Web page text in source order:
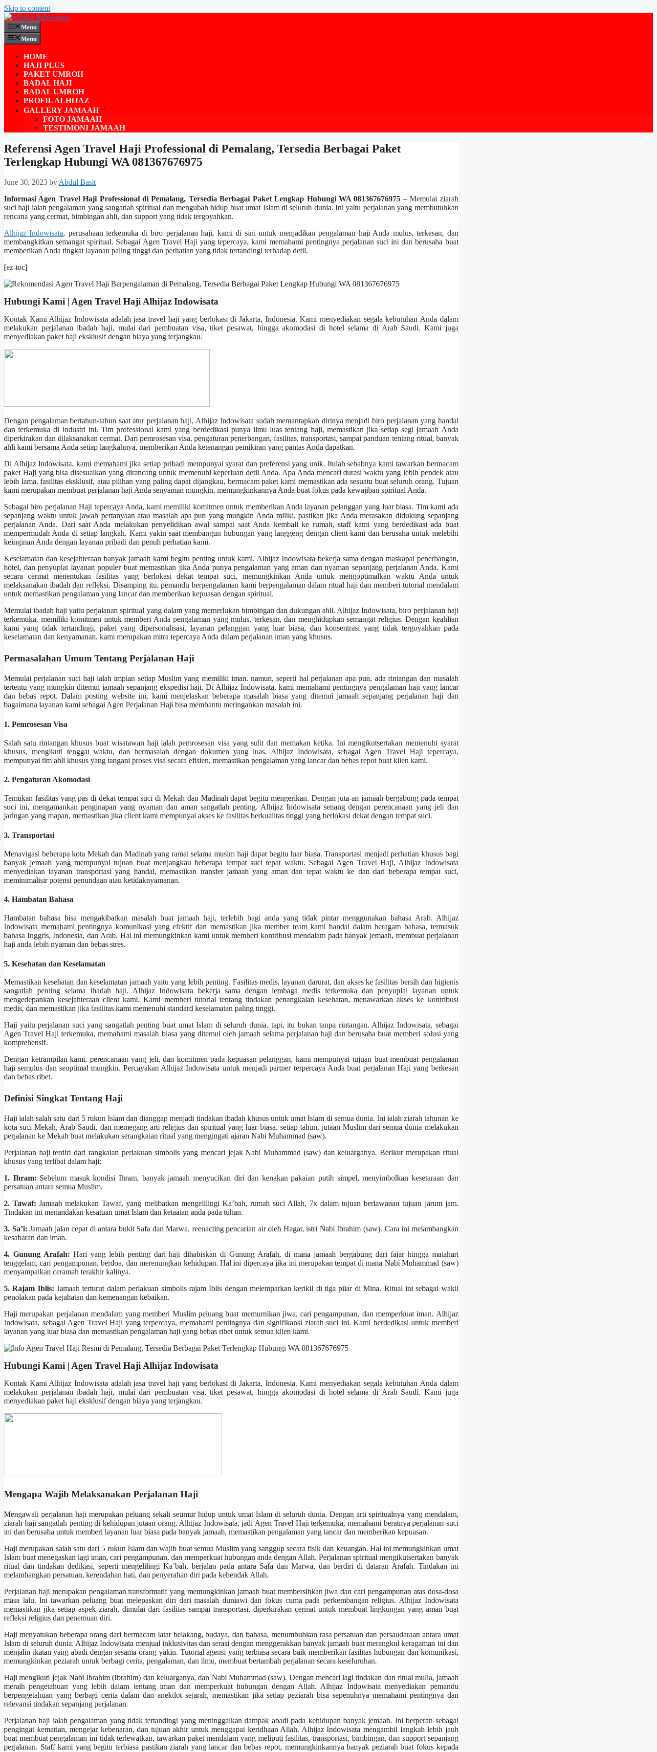
Skip to content
Menu
Menu
HOME
HAJI PLUS
PAKET UMROH
BADAL HAJI
BADAL UMROH
PROFIL ALHIJAZ
GALLERY JAMAAH
FOTO JAMAAH
TESTIMONI JAMAAH
Referensi Agen Travel Haji Professional di Pemalang, Tersedia Berbagai Paket
Terlengkap Hubungi WA 081367676975
June 30, 2023 byAbdul Basit
Informasi Agen Travel Haji Professional di Pemalang, Tersedia Berbagai Paket Lengkap Hubungi WA 081367676975 – Memulai ziarah
suci haji ialah pengalaman yang sangatlah spiritual dan mengubah hidup buat umat Islam di seluruh dunia. Ini yaitu perjalanan yang membutuhkan
rencana yang cermat, bimbingan ahli, dan support yang tidak tergoyahkan.
Alhijaz Indowisata, perusahaan terkemuka di biro perjalanan haji, kami di sini untuk menjadikan pengalaman haji Anda mulus, terkesan, dan
membangkitkan semangat spiritual. Sebagai Agen Travel Haji yang tepercaya, kami memahami pentingnya perjalanan suci ini dan berusaha buat
memberikan Anda tingkat layanan paling tinggi dan perhatian yang tidak tertandingi terhadap detil.
[ez-toc]
Hubungi Kami | Agen Travel Haji Alhijaz Indowisata
Kontak Kami Alhijaz Indowisata adalah jasa travel haji yang berlokasi di Jakarta, Indonesia. Kami menyediakan segala kebutuhan Anda dalam
melakukan perjalanan ibadah haji, mulai dari pembuatan visa, tiket pesawat, hingga akomodasi di hotel selama di Arab Saudi. Kami juga
menyediakan paket haji eksklusif dengan biaya yang terjangkau.
Dengan pengalaman bertahun-tahun saat atur perjalanan haji, Alhijaz Indowisata sudah memantapkan dirinya menjadi biro perjalanan yang handal
dan terkemuka di industri ini. Tim professional kami yang berdedikasi punya ilmu luas tentang haji, memastikan jika setiap segi jamaah Anda
diperkirakan dan dilaksanakan cermat. Dari pemrosesan visa, pengaturan penerbangan, fasilitas, transportasi, sampai panduan tentang ritual, banyak
ahli kami bersama Anda setiap langkahnya, memberikan Anda ketenangan pemikiran yang pantas Anda dapatkan.
Di Alhijaz Indowisata, kami memahami jika setiap pribadi mempunyai syarat dan preferensi yang unik. Itulah sebabnya kami tawarkan bermacam
paket Haji yang bisa disesuaikan yang dirancang untuk memenuhi keperluan detil Anda. Apa Anda mencari durasi waktu yang lebih pendek atau
lebih lama, fasilitas eksklusif, atau pilihan yang paling dapat dijangkau, bermacam paket kami memastikan ada sesuatu buat seluruh orang. Tujuan
kami merupakan membuat perjalanan haji Anda senyaman mungkin, memungkinkannya Anda buat fokus pada kewajiban spiritual Anda.
Sebagai biro perjalanan Haji tepercaya Anda, kami memiliki komitmen untuk memberikan Anda layanan pelanggan yang luar biasa. Tim kami ada
sepanjang waktu untuk jawab pertanyaan atau masalah apa pun yang mungkin Anda miliki, pastikan jika Anda merasakan didukung sepanjang
perjalanan Anda. Dari saat Anda melakukan penyelidikan awal sampai saat Anda kembali ke rumah, staff kami yang berdedikasi ada buat
mempermudah Anda di setiap langkah. Kami yakin saat membangun hubungan yang langgeng dengan client kami dan berusaha untuk melebihi
keinginan Anda dengan layanan pribadi dan penuh perhatian kami.
Keselamatan dan kesejahteraan banyak jamaah kami begitu penting untuk kami. Alhijaz Indowisata bekerja sama dengan maskapai penerbangan,
hotel, dan penyuplai layanan populer buat memastikan jika Anda punya pengalaman yang aman dan nyaman sepanjang perjalanan Anda. Kami
secara cermat menentukan fasilitas yang berlokasi dekat tempat suci, memungkinkan Anda untuk mengoptimalkan waktu Anda untuk
melaksanakan ibadah dan refleksi. Disamping itu, pemandu berpengalaman kami berpengalaman dalam ritual haji dan memberi tutorial mendalam
untuk memastikan pengalaman yang lancar dan memberikan kepuasan dengan spiritual.
Memulai ibadah haji yaitu perjalanan spiritual yang dalam yang memerlukan bimbingan dan dukungan ahli. Alhijaz Indowisata, biro perjalanan haji
terkemuka, memiliki komitmen untuk memberi Anda pengalaman yang mulus, terkesan, dan menghidupkan semangat religius. Dengan keahlian
kami yang tidak tertandingi, paket yang dipersonalisasi, layanan pelanggan yang luar biasa, dan konsentrasi yang tidak tergoyahkan pada
keselamatan dan kenyamanan, kami merupakan mitra tepercaya Anda dalam perjalanan iman yang khusus.
Permasalahan Umum Tentang Perjalanan Haji
Memulai perjalanan suci haji ialah impian setiap Muslim yang memiliki iman. namun, seperti hal perjalanan apa pun, ada rintangan dan masalah
tertentu yang mungkin ditemui jamaah sepanjang ekspedisi haji. Di Alhijaz Indowisata, kami memahami pentingnya pengalaman haji yang lancar
dan bebas repot. Dalam posting website ini, kami menjelaskan beberapa masalah biasa yang ditemui jamaah sepanjang perjalanan haji dan
bagaimana layanan kami sebagai Agen Perjalanan Haji bisa membantu meringankan masalah ini.
1. Pemrosesan Visa
Salah satu rintangan khusus buat wisatawan haji ialah pemrosesan visa yang sulit dan memakan ketika. Ini mengikutsertakan memenuhi syarat
khusus, mengikuti tenggat waktu, dan bermasalah dengan dokumen yang luas. Alhijaz Indowisata, sebagai Agen Travel Haji tepercaya,
mempunyai tim ahli khusus yang tangani proses visa secara efisien, memastikan pengalaman yang lancar dan bebas repot buat klien kami.
2. Pengaturan Akomodasi
Temukan fasilitas yang pas di dekat tempat suci di Mekah dan Madinah dapat begitu mengerikan. Dengan juta-an jamaah bergabung pada tempat
suci ini, mengamankan penginapan yang nyaman dan aman sangatlah penting. Alhijaz Indowisata senang dengan perencanaan yang jeli dan
jaringan yang mapan, memastikan jika client kami mempunyai akses ke fasilitas berkualitas tinggi yang berlokasi dekat dengan tempat suci.
3. Transportasi
Menavigasi beberapa kota Mekah dan Madinah yang ramai selama musim haji dapat begitu luar biasa. Transportasi menjadi perhatian khusus bagi
banyak jemaah yang mempunyai tujuan buat menjangkau beberapa tempat suci tepat waktu. Sebagai Agen Travel Haji, Alhijaz Indowisata
menyediakan layanan transportasi yang handal, memastikan transfer jamaah yang aman dan tepat waktu ke dan dari beberapa tempat suci,
meminimalisir potensi penundaan atau ketidaknyamanan.
4. Hambatan Bahasa
Hambatan bahasa bisa mengakibatkan masalah buat jamaah haji, terlebih bagi anda yang tidak pintar menggunakan bahasa Arab. Alhijaz
Indowisata memahami pentingnya komunikasi yang efektif dan memastikan jika member team kami handal dalam beragam bahasa, termasuk
bahasa Inggris, Indonesia, dan Arab. Hal ini memungkinkan kami untuk memberi kontribusi mendalam pada banyak jemaah, membuat perjalanan
haji anda lebih nyaman dan bebas stres.
5. Kesehatan dan Keselamatan
Memastikan kesehatan dan keselamatan jamaah yaitu yang lebih penting. Fasilitas medis, layanan darurat, dan akses ke fasilitas bersih dan higienis
sangatlah penting selama ibadah haji. Alhijaz Indowisata bekerja sama dengan lembaga medis terkemuka dan penyuplai layanan untuk
mengedepankan kesejahteraan client kami. Kami memberi tutorial tentang tindakan penangkalan kesehatan, menawarkan akses ke kontribusi
medis, dan memastikan jika fasilitas kami memenuhi standard keselamatan paling tinggi.
Haji yaitu perjalanan suci yang sangatlah penting buat umat Islam di seluruh dunia. tapi, itu bukan tanpa rintangan. Alhijaz Indowisata, sebagai
Agen Travel Haji terkemuka, memahami masalah biasa yang ditemui oleh jamaah selama perjalanan haji dan berusaha buat memberi solusi yang
komprehensif.
Dengan ketrampilan kami, perencanaan yang jeli, dan komitmen pada kepuasan pelanggan, kami mempunyai tujuan buat membuat pengalaman
haji semulus dan seoptimal mungkin. Percayakan Alhijaz Indowisata untuk menjadi partner terpercaya Anda buat perjalanan Haji yang berkesan
dan bebas ribet.
Definisi Singkat Tentang Haji
Haji ialah salah satu dari 5 rukun Islam dan dianggap menjadi tindakan ibadah khusus untuk umat Islam di semua dunia. Ini ialah ziarah tahunan ke
kota suci Mekah, Arab Saudi, dan memegang arti religius dan spiritual yang luar biasa. setiap tahun, jutaan Muslim dari semua dunia melakukan
perjalanan ke Mekah buat melakukan serangkaian ritual yang mengingati ajaran Nabi Muhammad (saw).
Perjalanan haji terdiri dari rangkaian perlakuan simbolis yang mencari jejak Nabi Muhammad (saw) dan keluarganya. Berikut merupakan ritual
khusus yang terlibat dalam haji:
1. Ihram: Sebelum masuk kondisi Ihram, banyak jamaah menyucikan diri dan kenakan pakaian putih simpel, menyimbolkan kesetaraan dan
persatuan antara semua Muslim.
2. Tawaf: Jamaah melakukan Tawaf, yang melibatkan mengelilingi Ka’bah, rumah suci Allah, 7x dalam tujuan berlawanan tujuan jarum jam.
Tindakan ini menandakan kesatuan umat Islam dan ketaatan anda pada tuhan.
3. Sa’i: Jamaah jalan cepat di antara bukit Safa dan Marwa, reenacting pencarian air oleh Hagar, istri Nabi Ibrahim (saw). Cara ini melambangkan
kesabaran dan iman.
4. Gunung Arafah: Hari yang lebih penting dari haji dihabiskan di Gunung Arafah, di mana jamaah bergabung dari fajar hingga matahari
tenggelam, cari pengampunan, berdoa, dan merenungkan kehidupan. Hal ini dipercaya jika ini merupakan tempat di mana Nabi Muhammad (saw)
menyampaikan ceramah terakhir kalinya.
5. Rajam Iblis: Jamaah terturut dalam perlakuan simbolis rajam Iblis dengan melemparkan kerikil di tiga pilar di Mina. Ritual ini sebagai wakil
penolakan pada kejahatan dan kemenangan kebaikan.
Haji merupakan perjalanan mendalam yang memberi Muslim peluang buat memurnikan jiwa, cari pengampunan, dan memperkuat iman. Alhijaz
Indowisata, sebagai Agen Travel Haji yang terpercaya, memahami pentingnya dan signifikansi ziarah suci ini. Kami berdedikasi untuk memberi
layanan yang luar biasa dan memastikan pengalaman haji yang bebas ribet untuk semua klien kami.
Hubungi Kami | Agen Travel Haji Alhijaz Indowisata
Kontak Kami Alhijaz Indowisata adalah jasa travel haji yang berlokasi di Jakarta, Indonesia. Kami menyediakan segala kebutuhan Anda dalam
melakukan perjalanan ibadah haji, mulai dari pembuatan visa, tiket pesawat, hingga akomodasi di hotel selama di Arab Saudi. Kami juga
menyediakan paket haji eksklusif dengan biaya yang terjangkau.
Mengapa Wajib Melaksanakan Perjalanan Haji
Mengawali perjalanan haji merupakan peluang sekali seumur hidup untuk umat Islam di seluruh dunia. Dengan arti spiritualnya yang mendalam,
ziarah haji sangatlah penting di kehidupan jutaan orang. Alhijaz Indowisata, jadi Agen Travel Haji terkemuka, memahami beratnya perjalanan suci
ini dan berusaha untuk memberi layanan luar biasa pada banyak jamaah, memastikan pengalaman yang lancar dan memberikan kepuasan.
Haji merupakan salah satu dari 5 rukun Islam dan wajib buat semua Muslim yang sanggup secara fisik dan keuangan. Hal ini memungkinkan umat
Islam buat menegaskan lagi iman, cari pengampunan, dan memperkuat hubungan anda dengan Allah. Perjalanan spiritual mengikutsertakan banyak
ritual dan tindakan dedikasi, seperti mengelilingi Ka’bah, berjalan pada antara Safa dan Marwa, dan berdiri di dataran Arafah. Tindakan ini
melambangkan persatuan, kerendahan hati, dan penyerahan diri pada kehendak Allah.
Perjalanan haji merupakan pengalaman transformatif yang memungkinkan jamaah buat membersihkan jiwa dan cari pengampunan atas dosa-dosa
masa lalu. Ini tawarkan peluang buat melepaskan diri dari masalah duniawi dan fokus cuma pada perkembangan religius. Alhijaz Indowisata
memastikan jika setiap aspek ziarah, dimulai dari fasilitas sampai transportasi, diperkirakan cermat untuk membuat lingkungan yang aman buat
refleksi religius dan penemuan diri.
Haji menyatukan beberapa orang dari bermacam latar belakang, budaya, dan bahasa, menumbuhkan rasa persatuan dan persaudaraan antara umat
Islam di seluruh dunia. Alhijaz Indowisata menjual inklusivitas dan serasi dengan menggerakkan banyak jamaah buat merangkul keragaman ini dan
menjalin ikatan yang abadi dengan sesama orang yakin. Tutorial agensi yang terbiasa secara baik memberikan fasilitas hubungan dan komunikasi,
memungkinkan peziarah untuk berbagi cerita, pengalaman, dan ilmu, membuat bertambah perjalanan secara keseluruhan.
Haji mengikuti jejak Nabi Ibrahim (Ibrahim) dan keluarganya, dan Nabi Muhammad (saw). Dengan mencari lagi tindakan dan ritual mulia, jamaah
meraih pengetahuan yang lebih dalam tentang iman dan memperkuat hubungan dengan Allah. Alhijaz Indowisata menyediakan pemandu
berpengetahuan yang berbagi cerita dalam dan anekdot sejarah, memastikan jika setiap peziarah bisa sepenuhnya memahami pentingnya dan
relevansi tindakan sepanjang perjalanan.
Perjalanan haji ialah pengalaman yang tidak tertandingi yang meninggalkan dampak abadi pada kehidupan banyak jemaah. Ini berperan sebagai
pengingat kematian, mengejar kebenaran, dan tujuan akhir untuk menggapai keridhaan Allah. Alhijaz Indowisata mengambil langkah lebih jauh
buat membuat pengalaman ini tidak terlewatkan, tawarkan paket mendalam yang meliputi fasilitas, transportasi, bimbingan, dan support sepanjang
perjalanan. Staff kami yang begitu terbiasa pastikan ziarah yang lancar dan bebas repot, memungkinkannya banyak peziarah buat fokus kepada